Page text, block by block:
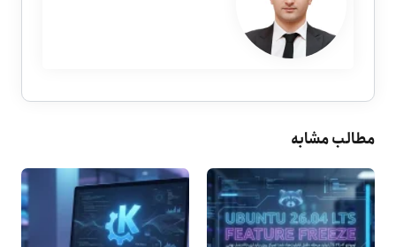
مطالب مشابه